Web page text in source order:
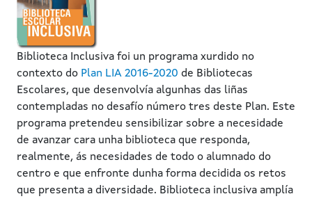
Biblioteca Inclusiva foi un programa xurdido no
contexto do Plan LIA 2016-2020 de Bibliotecas
Escolares, que desenvolvía algunhas das liñas
contempladas no desafío número tres deste Plan. Este
programa pretendeu sensibilizar sobre a necesidade
de avanzar cara unha biblioteca que responda,
realmente, ás necesidades de todo o alumnado do
centro e que enfronte dunha forma decidida os retos
que presenta a diversidade. Biblioteca inclusiva amplía